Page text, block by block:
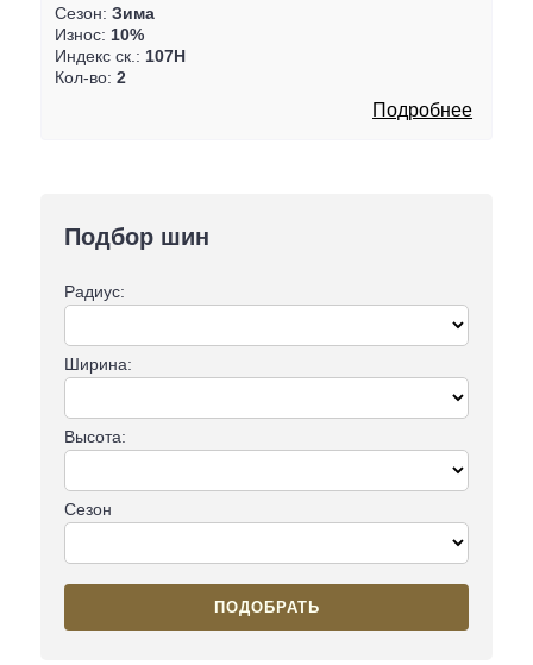
Подбор шин
Радиус:
Ширина:
Высота:
Сезон
ПОДОБРАТЬ
Сезон: Зима
Износ: 10%
Индекс ск.: 107H
Кол-во: 2
Подробнее